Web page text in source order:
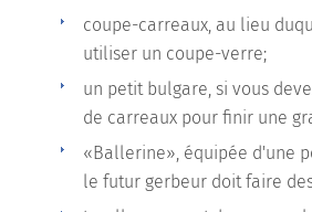
coupe-carreaux, au lieu
utiliser un coupe-verre;
un petit bulgare, si vous
de carreaux pour finir une
«Ballerine», équipée d'une
le futur gerbeur doit faire